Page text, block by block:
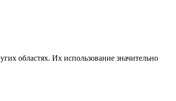
областях. Их использование значительно